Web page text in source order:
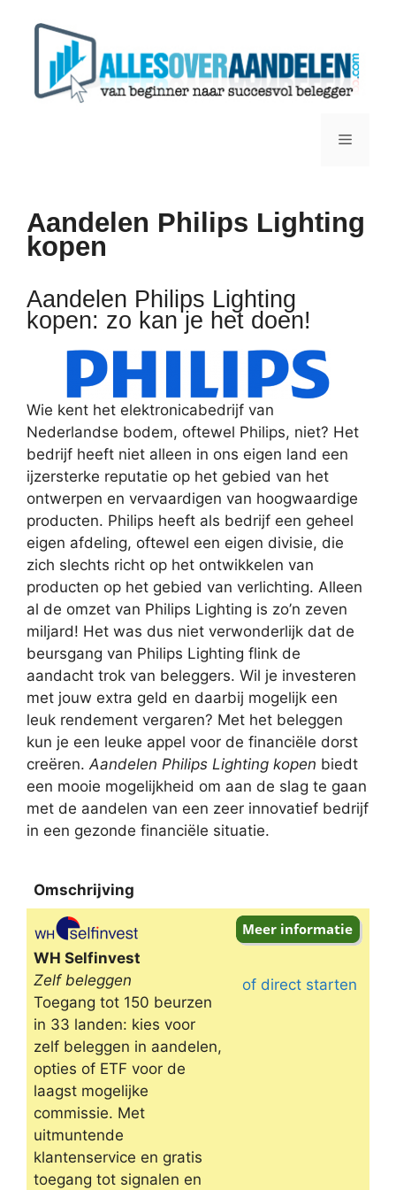
Menu
Aandelen Philips Lighting
kopen
Aandelen Philips Lighting
kopen: zo kan je het doen!
Wie kent het elektronicabedrijf van
Nederlandse bodem, oftewel Philips, niet? Het
bedrijf heeft niet alleen in ons eigen land een
ijzersterke reputatie op het gebied van het
ontwerpen en vervaardigen van hoogwaardige
producten. Philips heeft als bedrijf een geheel
eigen afdeling, oftewel een eigen divisie, die
zich slechts richt op het ontwikkelen van
producten op het gebied van verlichting. Alleen
al de omzet van Philips Lighting is zo’n zeven
miljard! Het was dus niet verwonderlijk dat de
beursgang van Philips Lighting flink de
aandacht trok van beleggers. Wil je investeren
met jouw extra geld en daarbij mogelijk een
leuk rendement vergaren? Met het beleggen
kun je een leuke appel voor de financiële dorst
creëren.Aandelen Philips Lighting kopen biedt
een mooie mogelijkheid om aan de slag te gaan
met de aandelen van een zeer innovatief bedrijf
in een gezonde financiële situatie.
Omschrijving
Omschrijving
WH Selfinvest
Zelf beleggen
Toegang tot 150 beurzen
in 33 landen: kies voor
zelf beleggen in aandelen,
opties of ETF voor de
laagst mogelijke
commissie. Met
uitmuntende
klantenservice en gratis
toegang tot signalen en
of direct starten